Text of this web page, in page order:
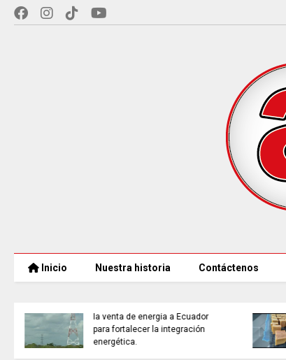
Inicio Nuestra historia Contáctenos
la venta de energía a Ecuador
para fortalecer la integración
energética.